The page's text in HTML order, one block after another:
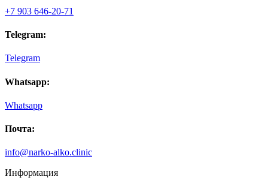
не оставляете в беде. Идёте на встречу. С пониманием и
пьет, на работе наладились отношения.
+7 903 646-20-71
Telegram:
Telegram
Whatsapp:
Whatsapp
Почта:
info@narko-alko.clinic
Информация